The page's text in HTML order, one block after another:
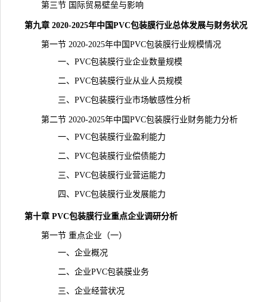
第三节 国际贸易壁垒与影响
第九章 2020-2025年中国PVC包装膜行业总体发展与财务状况
第一节 2020-2025年中国PVC包装膜行业规模情况
一、PVC包装膜行业企业数量规模
二、PVC包装膜行业从业人员规模
三、PVC包装膜行业市场敏感性分析
第二节 2020-2025年中国PVC包装膜行业财务能力分析
一、PVC包装膜行业盈利能力
二、PVC包装膜行业偿债能力
三、PVC包装膜行业营运能力
四、PVC包装膜行业发展能力
第十章 PVC包装膜行业重点企业调研分析
第一节 重点企业（一）
一、企业概况
二、企业PVC包装膜业务
三、企业经营状况